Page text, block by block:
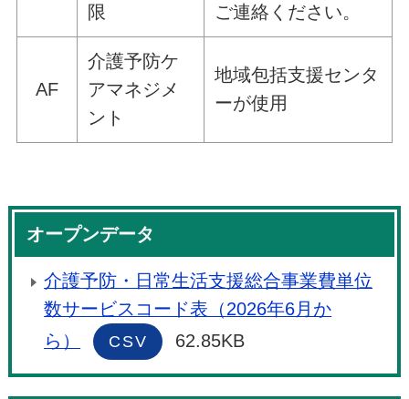
限 ご連絡ください。
AF
介護予防ケ
アマネジメ
ント
地域包括支援センタ
ーが使用
オープンデータ
介護予防・日常生活支援総合事業費単位
数サービスコード表（2026年6月か
ら）
CSV 62.85KB